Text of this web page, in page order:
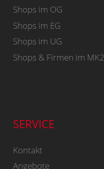
Shops im OG
Shops im EG
Shops im UG
Shops & Firmen im MK2
SERVICE
Kontakt
Angebote